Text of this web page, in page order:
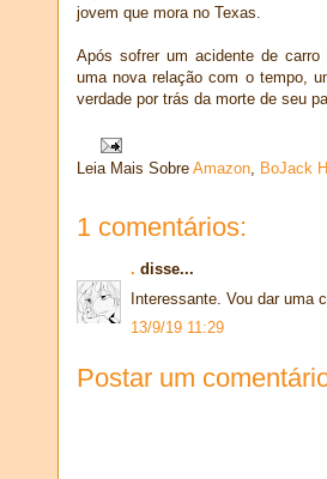
jovem que mora no Texas.
Após sofrer um acidente de carro
uma nova relação com o tempo,
verdade por trás da morte de seu
Leia Mais Sobre Amazon, BoJack
1 comentários:
. disse...
Interessante. Vou dar uma
13/9/19 11:29
Postar um